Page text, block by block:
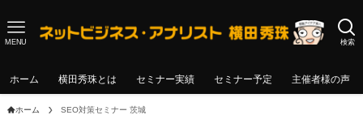
検索
MENU
ホーム 横田秀珠とは セミナー実績 セミナー予定 主催者様の声
ホーム SEO対策セミナー 茨城